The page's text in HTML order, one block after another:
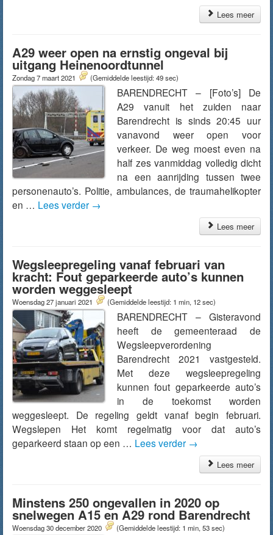
Lees meer
A29 weer open na ernstig ongeval bij
uitgang Heinenoordtunnel
Zondag 7 maart 2021 (Gemiddelde leestijd: 49 sec)
BARENDRECHT – [Foto’s] De
A29 vanuit het zuiden naar
Barendrecht is sinds 20:45 uur
vanavond weer open voor
verkeer. De weg moest even na
half zes vanmiddag volledig dicht
na een aanrijding tussen twee
personenauto’s. Politie, ambulances, de traumahelikopter
en … Lees verder →
Lees meer
Wegsleepregeling vanaf februari van
kracht: Fout geparkeerde auto’s kunnen
worden weggesleept
Woensdag 27 januari 2021 (Gemiddelde leestijd: 1 min, 12 sec)
BARENDRECHT – Gisteravond
heeft de gemeenteraad de
Wegsleepverordening
Barendrecht 2021 vastgesteld.
Met deze wegsleepregeling
kunnen fout geparkeerde auto’s
in de toekomst worden
weggesleept. De regeling geldt vanaf begin februari.
Wegslepen Het komt regelmatig voor dat auto’s
geparkeerd staan op een … Lees verder →
Lees meer
Minstens 250 ongevallen in 2020 op
snelwegen A15 en A29 rond Barendrecht
Woensdag 30 december 2020 (Gemiddelde leestijd: 1 min, 53 sec)